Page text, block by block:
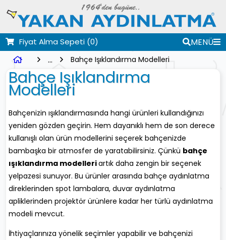
Fiyat Alma Sepeti (0)
MENÜ
...
Bahçe Işıklandırma Modelleri
Bahçe Işıklandırma
Modelleri
Bahçenizin ışıklandırmasında hangi ürünleri kullandığınızı
yeniden gözden geçirin. Hem dayanıklı hem de son derece
kullanışlı olan ürün modellerini seçerek bahçenizde
bambaşka bir atmosfer de yaratabilirsiniz. Çünkü bahçe
ışıklandırma modelleriartık daha zengin bir seçenek
yelpazesi sunuyor. Bu ürünler arasında bahçe aydınlatma
direklerinden spot lambalara, duvar aydınlatma
apliklerinden projektör ürünlere kadar her türlü aydınlatma
modeli mevcut.
İhtiyaçlarınıza yönelik seçimler yapabilir ve bahçenizi